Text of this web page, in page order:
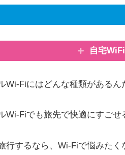
自宅
Wi-Fiにはどんな種類があるん
Wi-Fiでも旅先で快適にすごせ
行するなら、Wi-Fiで悩みたく